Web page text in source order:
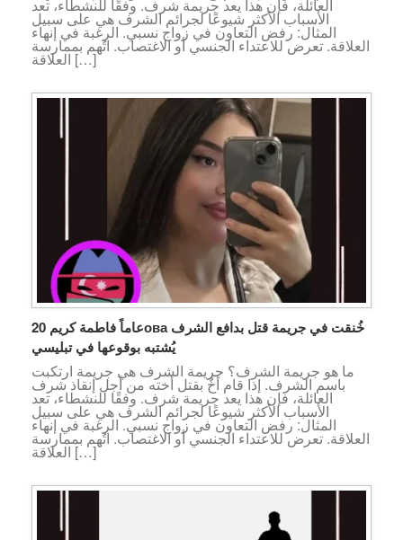
العائلة، فإن هذا يعد جريمة شرف. وفقًا للنشطاء، تعد
الأسباب الأكثر شيوعًا لجرائم الشرف هي على سبيل
المثال: رفض التعاون في زواج نسبي. الرغبة في إنهاء
العلاقة. تعرض للاعتداء الجنسي أو الاغتصاب. اتُهم بممارسة
العلاقة […]
20 عاماً فاطمة كريمова خُنقت في جريمة قتل بدافع الشرف
يُشتبه بوقوعها في تبليسي
ما هو جريمة الشرف؟ جريمة الشرف هي جريمة ارتكبت
باسم الشرف. إذا قام أخٌ بقتل أخته من أجل إنقاذ شرف
العائلة، فإن هذا يعد جريمة شرف. وفقًا للنشطاء، تعد
الأسباب الأكثر شيوعًا لجرائم الشرف هي على سبيل
المثال: رفض التعاون في زواج نسبي. الرغبة في إنهاء
العلاقة. تعرض للاعتداء الجنسي أو الاغتصاب. اتُهم بممارسة
العلاقة […]